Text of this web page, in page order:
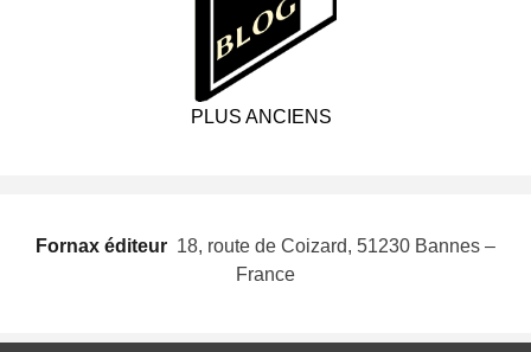
PLUS ANCIENS
Fornax éditeur  18, route de Coizard, 51230 Bannes –
France